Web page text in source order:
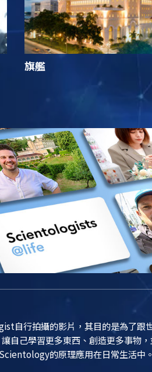
旗艦
自行拍攝的影片，其目的是為了跟
自己學習更多東西、創造更多事物
的原理應用在日常生活中。